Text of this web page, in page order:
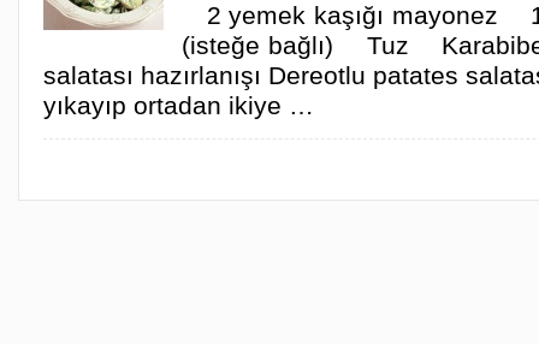
2 yemek kaşığı mayonez 1
(isteğe bağlı) Tuz
salatası hazırlanışı Dereotlu patates
yıkayıp ortadan ikiye …